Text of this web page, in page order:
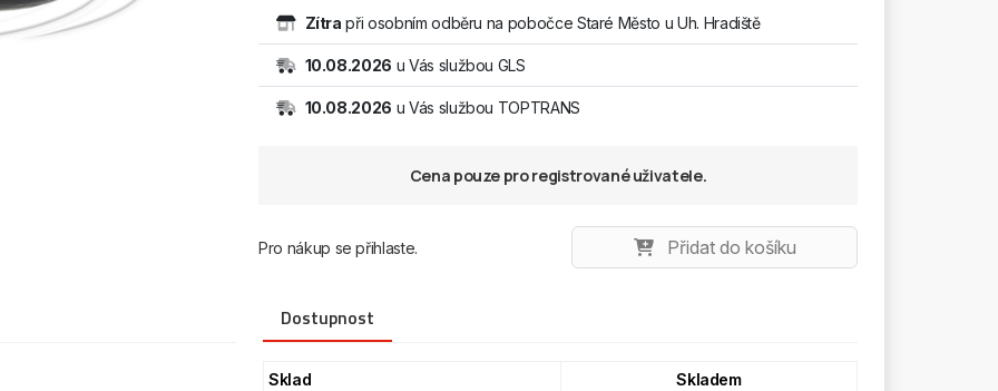
Zítra při osobním odběru na pobočce Staré Město u Uh. Hradiště
10.08.2026 u Vás službou GLS
10.08.2026 u Vás službou TOPTRANS
Cena pouze pro registrované uživatele.
Pro nákup se přihlaste. Přidat do košíku
Dostupnost
Sklad
Skladem